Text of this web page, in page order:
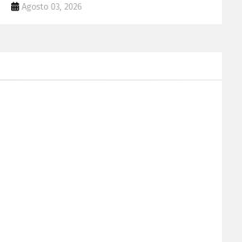
Agosto 03, 2026